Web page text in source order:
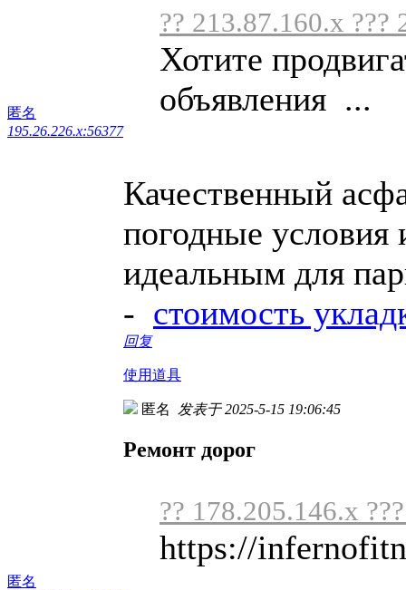
匿名
195.26.226.x:56377
?? 213.87.160.x ???
Хотите
объявления ...
Качественный
погодные условия
идеальным для
- стоимость
回复
使用道具
匿名
匿名 发表于 2025-5-15 19:06:45
Ремонт дорог
?? 178.205.146.x
https://